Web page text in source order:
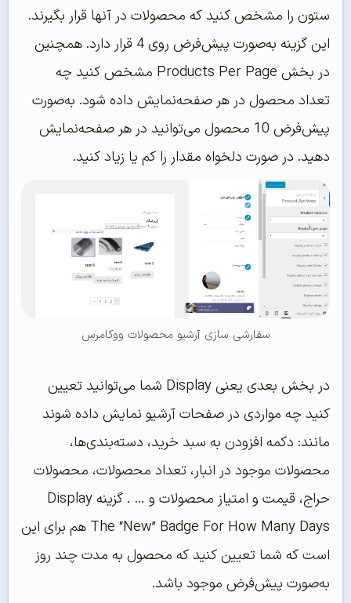
ستون را مشخص کنید که محصولات در آنها قرار بگیرند.
این گزینه به‌صورت پیش‌فرض روی 4 قرار دارد. همچنین
در بخش Products Per Page مشخص کنید چه
تعداد محصول در هر صفحه‌نمایش داده شود. به‌صورت
پیش‌فرض 10 محصول می‌توانید در هر صفحه‌نمایش
دهید. در صورت دلخواه مقدار را کم یا زیاد کنید.
سفارشی سازی آرشیو محصولات ووکامرس
در بخش بعدی یعنی Display شما می‌توانید تعیین
کنید چه مواردی در صفحات آرشیو نمایش داده شوند
مانند: دکمه افزودن به سبد خرید، دسته‌بندی‌ها،
محصولات موجود در انبار، تعداد محصولات، محصولات
حراج، قیمت و امتیاز محصولات و … . گزینه Display
The “New” Badge For How Many Days هم برای این
است که شما تعیین کنید که محصول به مدت چند روز
به‌صورت پیش‌فرض موجود باشد.